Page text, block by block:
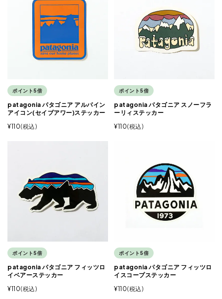
ポイント5倍
patagonia パタゴニア アルパイン
アイコン(セイブアワー)ステッカー
¥110 税込
ポイント5倍
patagonia パタゴニア スノーフラ
ーリィステッカー
¥110 税込
ポイント5倍
patagonia パタゴニア フィッツロ
イベアーステッカー
¥110 税込
ポイント5倍
patagonia パタゴニア フィッツロ
イスコープステッカー
¥110 税込